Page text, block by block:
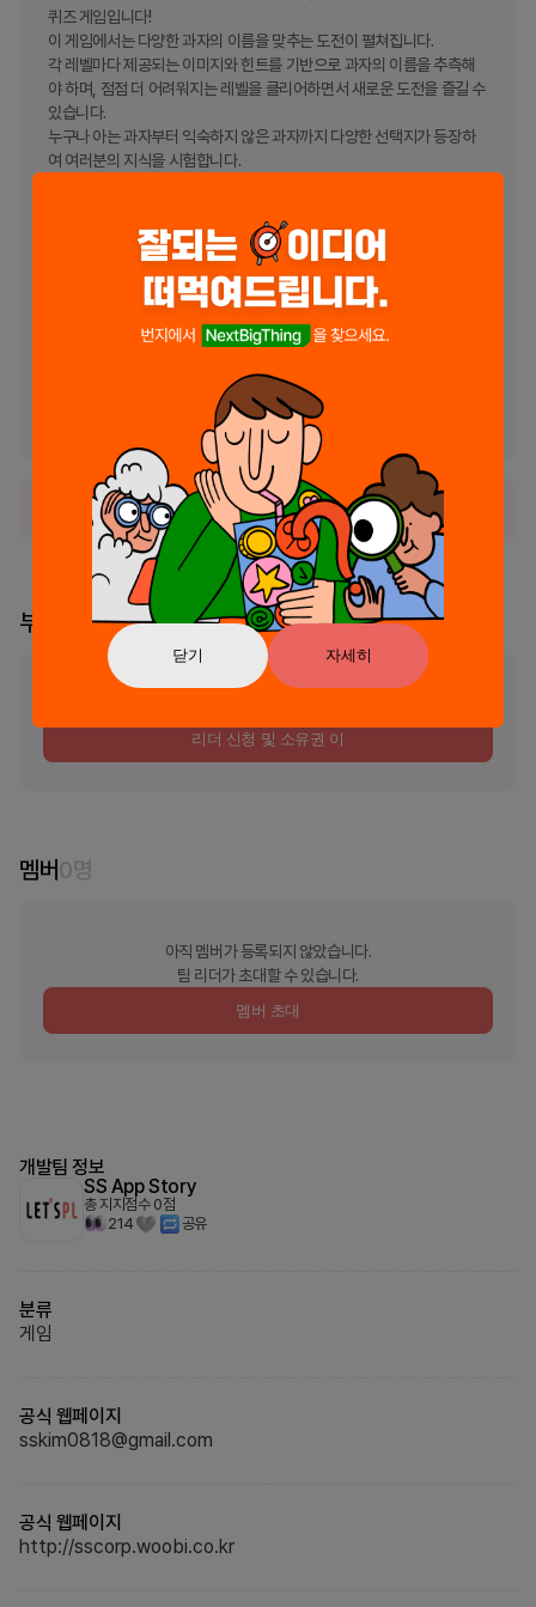
닫기 자세히
퀴즈 게임입니다!
이 게임에서는 다양한 과자의 이름을 맞추는 도전이 펼쳐집니다.
각 레벨마다 제공되는 이미지와 힌트를 기반으로 과자의 이름을 추측해
야 하며, 점점 더 어려워지는 레벨을 클리어하면서 새로운 도전을 즐길 수
있습니다.
누구나 아는 과자부터 익숙하지 않은 과자까지 다양한 선택지가 등장하
여 여러분의 지식을 시험합니다.
간을 선사할 것입니다. 게임을 통해 친숙한 과자들에 대해 더 깊이 알고,
새로운 과자도 알아가는 재미를 느껴보세요!
김성수 용마산로96길 61-14
South Korea 102-31-67602 2024-서울중랑-1676 본인 직접 신
서비스가 현재 일시적으로 사용 불가능한 상태입니다.
부스 리더
리더 신청 및 소유권 이
멤버0명
아직 멤버가 등록되지 않았습니다.
팀 리더가 초대할 수 있습니다.
멤버 초대
개발팀 정보
SS App Story
총 지지점수 0점
214
공유
분류
게임
공식 웹페이지
sskim0818@gmail.com
공식 웹페이지
http://sscorp.woobi.co.kr